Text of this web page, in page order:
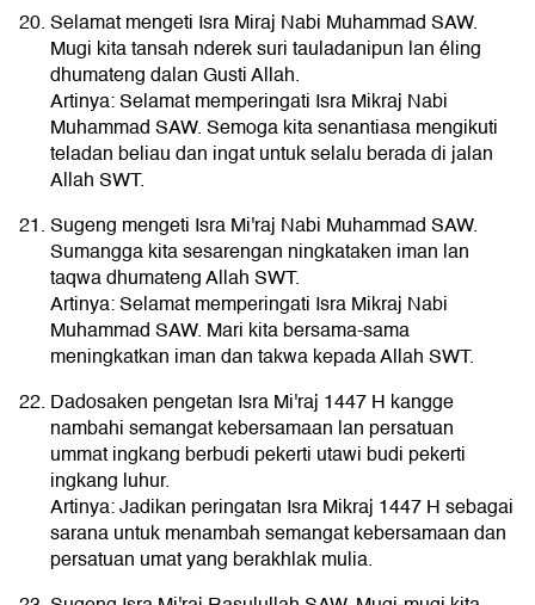
Selamat mengeti Isra Miraj Nabi Muhammad SAW.
Mugi kita tansah nderek suri tauladanipun lan éling
dhumateng dalan Gusti Allah.
Artinya: Selamat memperingati Isra Mikraj Nabi
Muhammad SAW. Semoga kita senantiasa mengikuti
teladan beliau dan ingat untuk selalu berada di jalan
Allah SWT.
Sugeng mengeti Isra Mi'raj Nabi Muhammad SAW.
Sumangga kita sesarengan ningkataken iman lan
taqwa dhumateng Allah SWT.
Artinya: Selamat memperingati Isra Mikraj Nabi
Muhammad SAW. Mari kita bersama-sama
meningkatkan iman dan takwa kepada Allah SWT.
Dadosaken pengetan Isra Mi'raj 1447 H kangge
nambahi semangat kebersamaan lan persatuan
ummat ingkang berbudi pekerti utawi budi pekerti
ingkang luhur.
Artinya: Jadikan peringatan Isra Mikraj 1447 H sebagai
sarana untuk menambah semangat kebersamaan dan
persatuan umat yang berakhlak mulia.